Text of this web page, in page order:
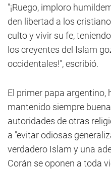
"¡Ruego, imploro
den libertad a los
culto y vivir su fe,
los creyentes del Islam
occidentales!", escribió.
El primer papa argentino,
mantenido siempre
autoridades de otras
a "evitar odiosas
verdadero Islam y una
Corán se oponen a toda